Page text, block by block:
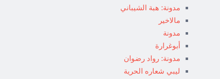
مدونة: هبة الشيباني
مالاخير
مدونة
أبوغرارة
مدونة: رواد رضوان
ليبي شعاره الحرية